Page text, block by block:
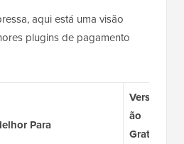
aqui está uma visão
plugins de pagamento
Para
Vers
ão
Grat